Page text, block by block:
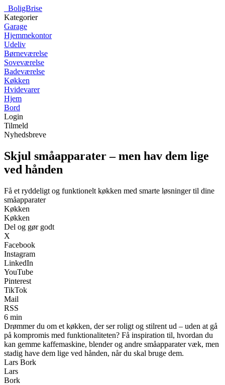
BoligBrise
Kategorier
Garage
Hjemmekontor
Udeliv
Børneværelse
Soveværelse
Badeværelse
Køkken
Hvidevarer
Hjem
Bord
Login
Tilmeld
Nyhedsbreve
Skjul småapparater – men hav dem lige
ved hånden
Få et ryddeligt og funktionelt køkken med smarte løsninger til dine
småapparater
Køkken
Køkken
Del og gør godt
X
Facebook
Instagram
LinkedIn
YouTube
Pinterest
TikTok
Mail
RSS
6 min
Drømmer du om et køkken, der ser roligt og stilrent ud – uden at gå
på kompromis med funktionaliteten? Få inspiration til, hvordan du
kan gemme kaffemaskine, blender og andre småapparater væk, men
stadig have dem lige ved hånden, når du skal bruge dem.
Lars Bork
Lars
Bork